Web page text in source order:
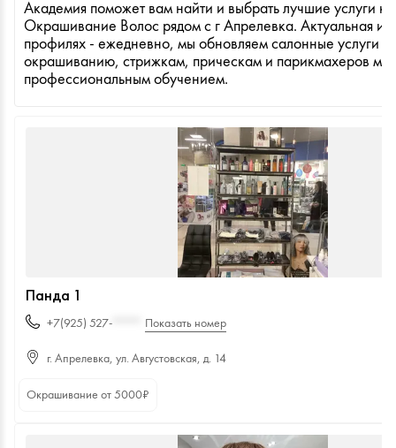
Академия поможет вам найти и выбрать лучшие услуги
Окрашивание Волос рядом с г Апрелевка. Актуальная
профилях - ежедневно, мы обновляем салонные услуги
окрашиванию, стрижкам, прическам и парикмахеров
профессиональным обучением.
Панда 1
+7(925) 527- Показать номер
г. Апрелевка, ул. Августовская, д. 14
Окрашивание от 5000₽